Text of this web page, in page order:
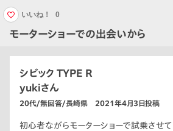
モーターショーでの出会いから
いいね！ 0
シビック TYPE R
yukiさん
20代/無回答/長崎県 2021年4月3日投稿
初心者ながらモーターショーで試乗させて